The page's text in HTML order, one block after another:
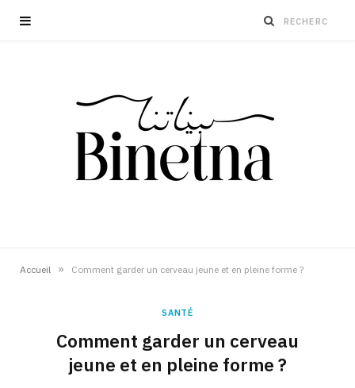
Accueil » Comment garder un cerveau jeune et en pleine forme ?
SANTÉ
Comment garder un cerveau
jeune et en pleine forme ?